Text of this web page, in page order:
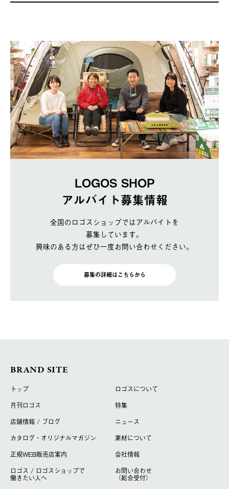
LOGOS SHOP
アルバイト募集情報
全国のロゴスショップではアルバイトを
募集しています。
興味のある方はぜひ一度お問い合わせください。
募集の詳細はこちらから
BRAND SITE
トップ
ロゴスについて
月刊ロゴス
特集
店舗情報 / ブログ
ニュース
カタログ・オリジナルマガジン
素材について
正規WEB販売店案内
会社情報
ロゴス / ロゴスショップで
働きたい人へ
お問い合わせ
（総合受付）